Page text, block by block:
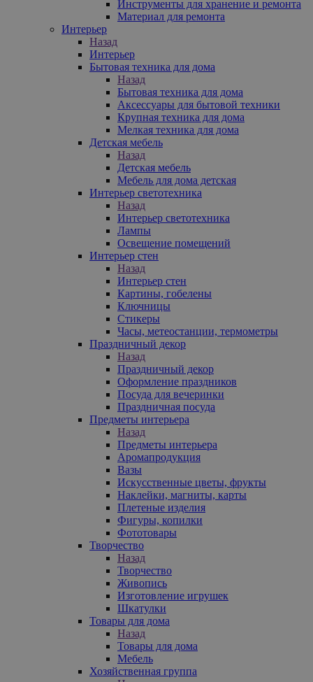
Инструменты для хранение и ремонта
Материал для ремонта
Интерьер
Назад
Интерьер
Бытовая техника для дома
Назад
Бытовая техника для дома
Аксессуары для бытовой техники
Крупная техника для дома
Мелкая техника для дома
Детская мебель
Назад
Детская мебель
Мебель для дома детская
Интерьер светотехника
Назад
Интерьер светотехника
Лампы
Освещение помещений
Интерьер стен
Назад
Интерьер стен
Картины, гобелены
Ключницы
Стикеры
Часы, метеостанции, термометры
Праздничный декор
Назад
Праздничный декор
Оформление праздников
Посуда для вечеринки
Праздничная посуда
Предметы интерьера
Назад
Предметы интерьера
Аромапродукция
Вазы
Искусственные цветы, фрукты
Наклейки, магниты, карты
Плетеные изделия
Фигуры, копилки
Фототовары
Творчество
Назад
Творчество
Живопись
Изготовление игрушек
Шкатулки
Товары для дома
Назад
Товары для дома
Мебель
Хозяйственная группа